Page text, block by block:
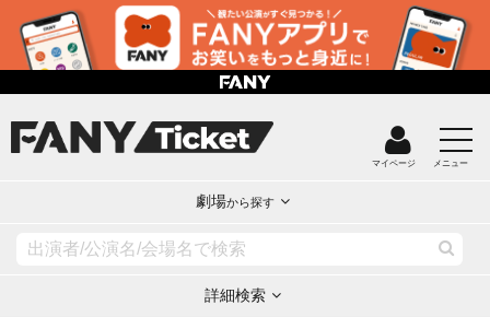
マイページ メニュー
劇場から探す
詳細検索